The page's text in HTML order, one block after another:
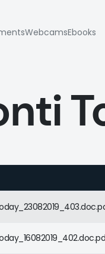
WebcamsEbooks